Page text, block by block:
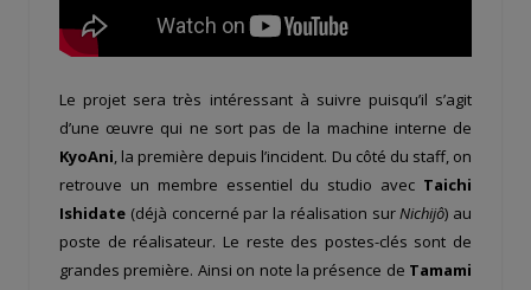
Le projet sera très intéressant à suivre puisqu’il s’agit
d’une œuvre qui ne sort pas de la machine interne de
KyoAni, la première depuis l’incident. Du côté du staff, on
retrouve un membre essentiel du studio avec Taichi
Ishidate (déjà concerné par la réalisation surNichijô) au
poste de réalisateur. Le reste des postes-clés sont de
grandes première. Ainsi on note la présence de Tamami